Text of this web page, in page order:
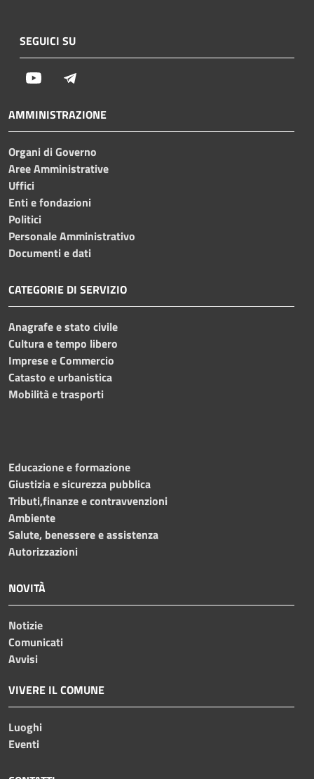
SEGUICI SU
Youtube
AMMINISTRAZIONE
Organi di Governo
Aree Amministrative
Uffici
Enti e fondazioni
Politici
Personale Amministrativo
Documenti e dati
CATEGORIE DI SERVIZIO
Anagrafe e stato civile
Cultura e tempo libero
Imprese e Commercio
Catasto e urbanistica
Mobilità e trasporti
Educazione e formazione
Giustizia e sicurezza pubblica
Tributi,finanze e contravvenzioni
Ambiente
Salute, benessere e assistenza
Autorizzazioni
NOVITÀ
Notizie
Comunicati
Avvisi
VIVERE IL COMUNE
Luoghi
Eventi